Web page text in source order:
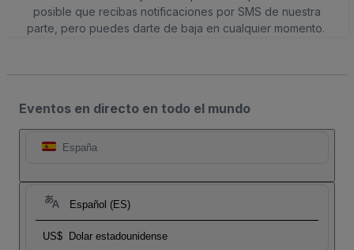
posible que recibas notificaciones por SMS de nuestra
parte, pero puedes darte de baja en cualquier momento.
Eventos en directo en todo el mundo
España
Español (ES)
US$ Dolar estadounidense